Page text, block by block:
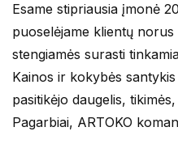
Esame stipriausia įmonė
puoselėjame klientų
stengiamės surasti
Kainos ir kokybės
pasitikėjo daugelis,
Pagarbiai, ARTOKO